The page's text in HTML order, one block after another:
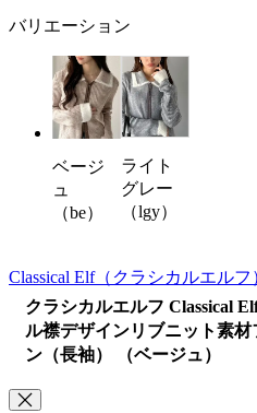
バリエーション
ベージ
ュ
（be）
ライト
グレー
（lgy）
Classical Elf（クラシカルエルフ
クラシカルエルフ Classical
ル襟デザインリブニット素
ン（長袖） （ベージュ）